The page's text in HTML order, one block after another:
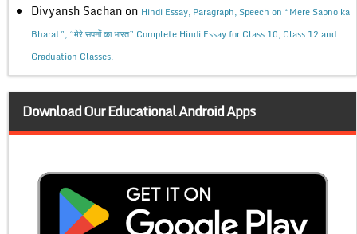
Divyansh Sachan on Hindi Essay, Paragraph, Speech on “Mere Sapno ka
Bharat”, “मेरे सपनों का भारत” Complete Hindi Essay for Class 10, Class 12 and
Graduation Classes.
Download Our Educational Android Apps